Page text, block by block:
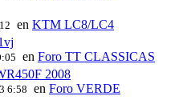
en KTM LC8/LC4
en Foro TT CLASSICAS
2008
6:58 en Foro VERDE